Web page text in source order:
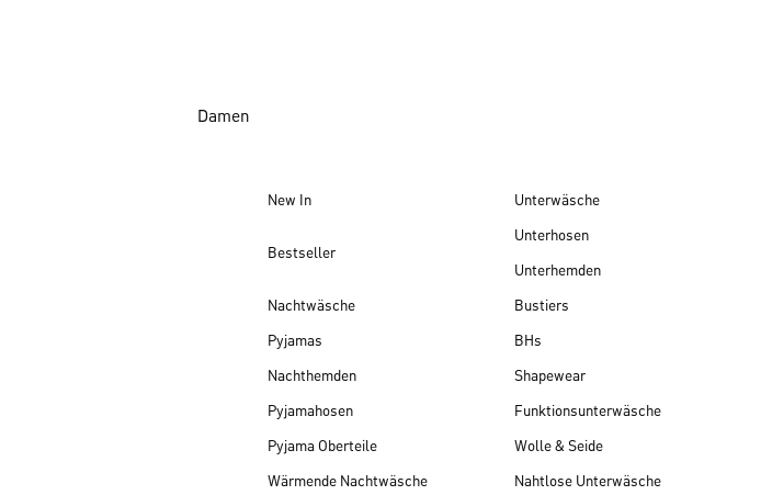
Damen
New In
Bestseller
Nachtwäsche
Pyjamas
Nachthemden
Pyjamahosen
Pyjama Oberteile
Wärmende Nachtwäsche
Unterwäsche
Unterhosen
Unterhemden
Bustiers
BHs
Shapewear
Funktionsunterwäsche
Wolle & Seide
Nahtlose Unterwäsche